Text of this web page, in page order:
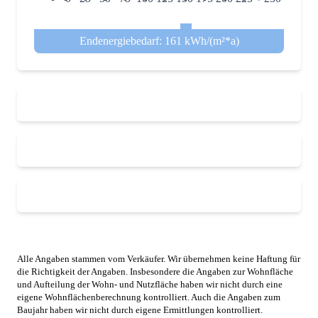
Endenergiebedarf: 161 kWh/(m²*a)
Alle Angaben stammen vom Verkäufer. Wir übernehmen keine Haftung für
die Richtigkeit der Angaben. Insbesondere die Angaben zur Wohnfläche
und Aufteilung der Wohn- und Nutzfläche haben wir nicht durch eine
eigene Wohnflächenberechnung kontrolliert. Auch die Angaben zum
Baujahr haben wir nicht durch eigene Ermittlungen kontrolliert.